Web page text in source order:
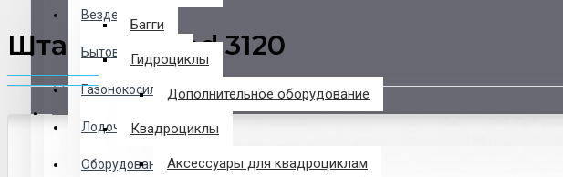
Везде
Бытовая техника
Газонокосилки
Лодочные Моторы
Оборудование
Логин
Закладки
Багги
Гидроциклы
Дополнительное оборудование
Квадроциклы
Аксессуары для квадроциклам
Штатив Tripod 3120